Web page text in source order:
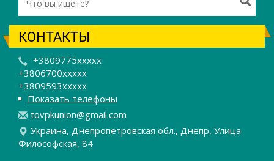
КОНТАКТЫ
+3809775xxxxx
+3806700xxxxx
+3809593xxxxx
Показать телефоны
tovpkunion@gmail.com
Украина, Днепропетровская обл., Днепр, Улица
Философская, 84